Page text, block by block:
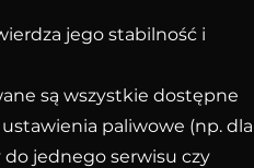
jego stabilność i
są wszystkie dostępne
paliwowe (np. dla
do jednego serwisu czy